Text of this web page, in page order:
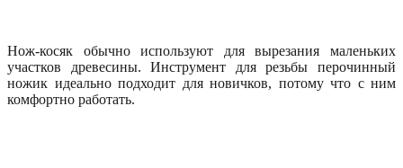
Нож-косяк обычно используют для вырезания маленьких
участков древесины. Инструмент для резьбы перочинный
ножик идеально подходит для новичков, потому что с ним
комфортно работать.